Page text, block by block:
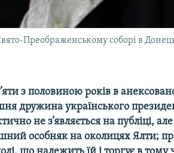
Преображенському соборі в
з половиною років в
дружина українського
не з’являється на публіці, але
особняк на околицях Ялти;